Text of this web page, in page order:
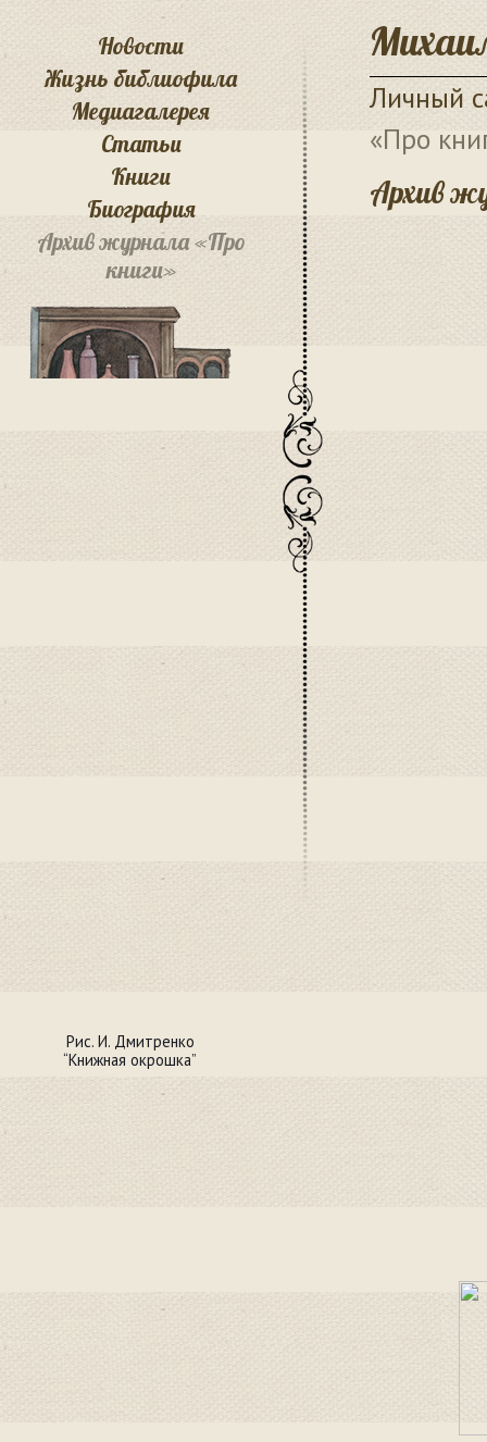
Личный
«Про
Архив
Новости
Жизнь библиофила
Медиагалерея
Статьи
Книги
Биография
Архив журнала «Про
книги»
Рис. И. Дмитренко
“Книжная окрошка”